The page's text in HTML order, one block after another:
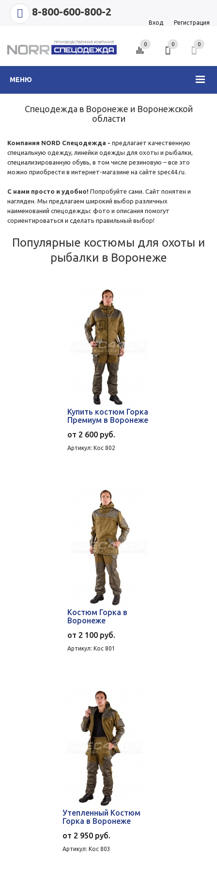
8-800-600-800-2
Вход Регистрация
МЕНЮ
0 0
0
Спецодежда в Воронеже и Воронежской
области
Компания NORD Спецодежда - предлагает качественную
специальную одежду, линейки одежды для охоты и рыбалки,
специализированную обувь, в том числе резиновую – все это
можно приобрести в интернет-магазине на сайте spec44.ru.
С нами просто и удобно! Попробуйте сами. Сайт понятен и
нагляден. Мы предлагаем широкий выбор различных
наименований спецодежды: фото и описания помогут
сориентироваться и сделать правильный выбор!
Популярные костюмы для охоты и
рыбалки в Воронеже
Купить костюм Горка
Премиум в Воронеже
от 2 600 руб.
Артикул: Кос 802
Костюм Горка в
Воронеже
от 2 100 руб.
Артикул: Кос 801
Утепленный Костюм
Горка в Воронеже
от 2 950 руб.
Артикул: Кос 803